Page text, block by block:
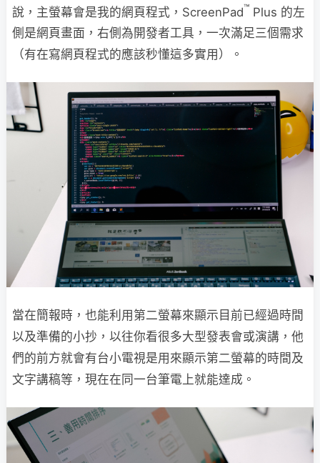
說，主螢幕會是我的網頁程式，ScreenPad™ Plus 的左
側是網頁畫面，右側為開發者工具，一次滿足三個需求
（有在寫網頁程式的應該秒懂這多實用）。
當在簡報時，也能利用第二螢幕來顯示目前已經過時間
以及準備的小抄，以往你看很多大型發表會或演講，他
們的前方就會有台小電視是用來顯示第二螢幕的時間及
文字講稿等，現在在同一台筆電上就能達成。